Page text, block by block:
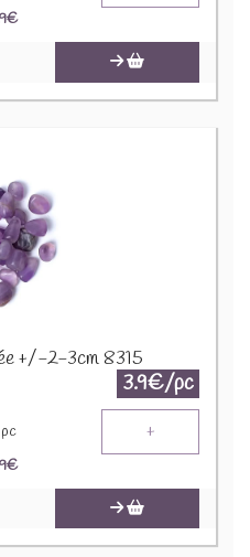
€
+/-2-3cm 8315
3.9€/pc
pc +
€